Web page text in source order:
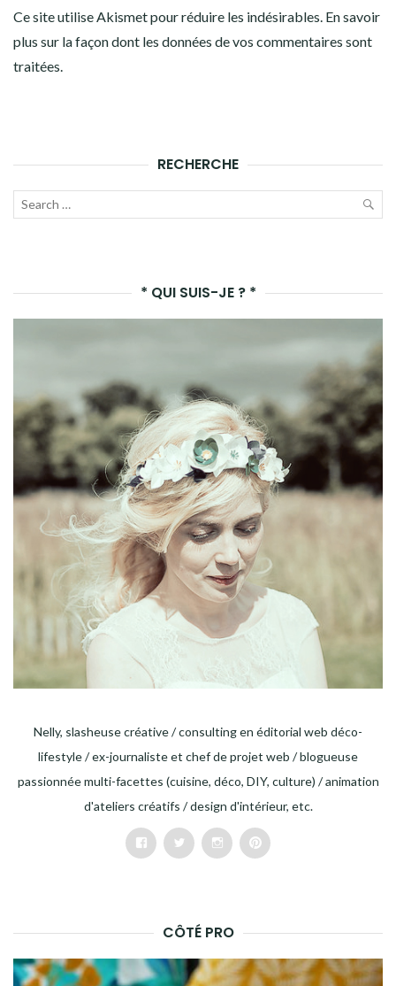
Ce site utilise Akismet pour réduire les indésirables. En savoir
plus sur la façon dont les données de vos commentaires sont
traitées
RECHERCHE
Recherche
* QUI SUIS-JE ? *
Nelly, slasheuse créative / consulting en éditorial web déco-
lifestyle / ex-journaliste et chef de projet web / blogueuse
passionnée multi-facettes (cuisine, déco, DIY, culture) / animation
d'ateliers créatifs / design d'intérieur, etc.
FacebookTwitterInstagramPinterest
CÔTÉ PRO